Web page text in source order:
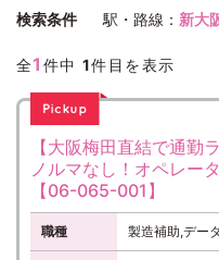
検索条件 駅・路線： 新大
全1 件中1件目を表示
【大阪梅田直結で通勤
ノルマなし！オペレー
【06-065-001】
職種 製造補助,デー